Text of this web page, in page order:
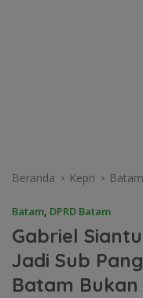
Beranda Kepri Batam
Batam, DPRD Batam
Gabriel
Jadi Sub
Batam Bukan